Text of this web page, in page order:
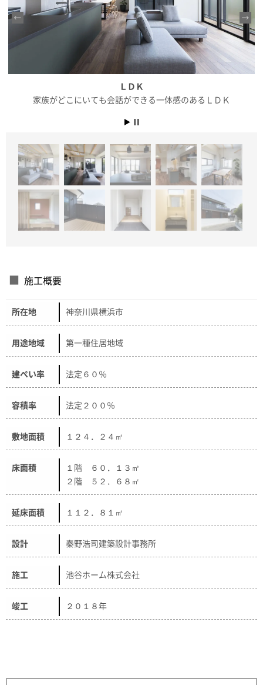
ＬＤＫ
家族がどこにいても会話ができる一体感のあるＬＤＫ
施工概要
所在地 神奈川県横浜市
用途地域 第一種住居地域
建ぺい率 法定６０％
容積率 法定２００％
敷地面積 １２４．２４㎡
床面積
１階 ６０．１３㎡
２階 ５２．６８㎡
延床面積 １１２．８１㎡
設計 秦野浩司建築設計事務所
施工 池谷ホーム株式会社
竣工 ２０１８年